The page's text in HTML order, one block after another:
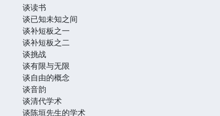
谈读书
谈已知未知之间
谈补短板之一
谈补短板之二
谈挑战
谈有限与无限
谈自由的概念
谈音韵
谈清代学术
谈陈垣先生的学术